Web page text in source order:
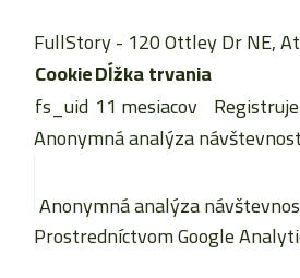
FullStory- 120 Ottley Dr NE,
CookieDĺžka trvania
fs_uid 11 mesiacov
Anonymná analýza
Anonymná analýza
Prostredníctvom Google